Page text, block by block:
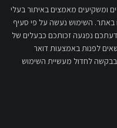
ומשקיעים מאמצים באיתור בעלי
באתר. השימוש נעשה על פי סעיף
יוצרים תשס"ח - 2007, אם לדעתכם נפגעה זכותכם כבעלים של
לפנות באמצעות דואר
לחדול מעשיית השימוש